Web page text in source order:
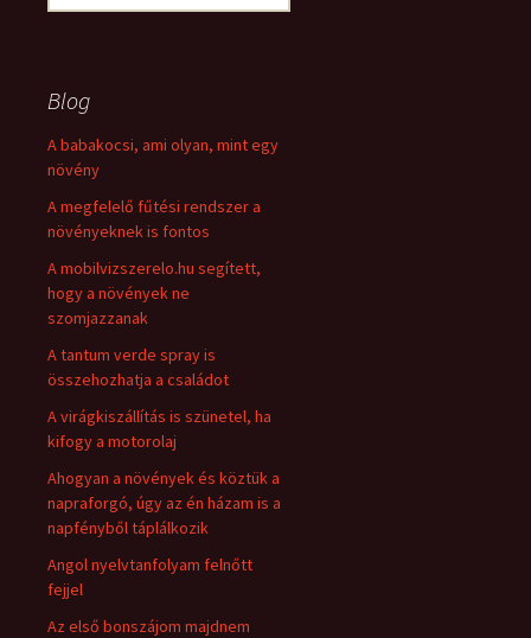
Blog
A babakocsi, ami olyan, mint egy
növény
A megfelelő fűtési rendszer a
növényeknek is fontos
A mobilvizszerelo.hu segített,
hogy a növények ne
szomjazzanak
A tantum verde spray is
összehozhatja a családot
A virágkiszállítás is szünetel, ha
kifogy a motorolaj
Ahogyan a növények és köztük a
napraforgó, úgy az én házam is a
napfényből táplálkozik
Angol nyelvtanfolyam felnőtt
fejjel
Az első bonszájom majdnem